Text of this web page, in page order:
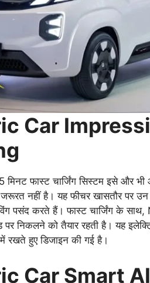
Car
फास्ट चार्जिंग सिस्टम इसे और भी
नहीं है। यह फीचर खासतौर पर उन
पसंद करते हैं। फास्ट चार्जिंग के
निकलने को तैयार रहती है। यह
रखते हुए डिजाइन की गई है।
Car Smart